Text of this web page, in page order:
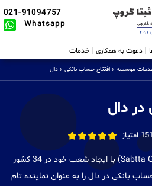
021-91094757
Whatsapp
دعوت به همکاری خدمات
موسسه » افتتاح حساب بانکی » دال
در دال
(Sabtta Group) با ایجاد شعب خود در 34 کشور
بانکی در دال را به عنوان نماینده تام